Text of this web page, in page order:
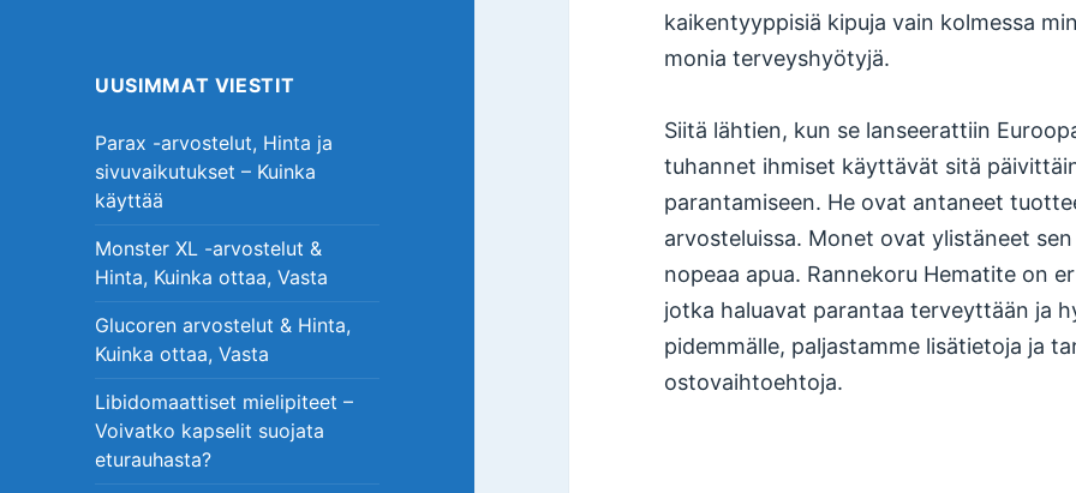
UUSIMMAT VIESTIT
Parax -arvostelut, Hinta ja
sivuvaikutukset – Kuinka
käyttää
Monster XL -arvostelut &
Hinta, Kuinka ottaa, Vasta
Glucoren arvostelut & Hinta,
Kuinka ottaa, Vasta
Libidomaattiset mielipiteet –
Voivatko kapselit suojata
eturauhasta?
kaikentyyppisiä kipuja vain kolmessa
monia terveyshyötyjä.
Siitä lähtien, kun se lanseerattiin
tuhannet ihmiset käyttävät sitä
parantamiseen. He ovat antaneet
arvosteluissa. Monet ovat ylistäneet
nopeaa apua. Rannekoru Hematite on
jotka haluavat parantaa terveyttään ja
pidemmälle, paljastamme lisätietoja ja
ostovaihtoehtoja.